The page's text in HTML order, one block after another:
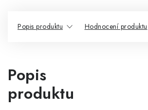
Popis produktu Hodnocení produktu
Popis
produktu